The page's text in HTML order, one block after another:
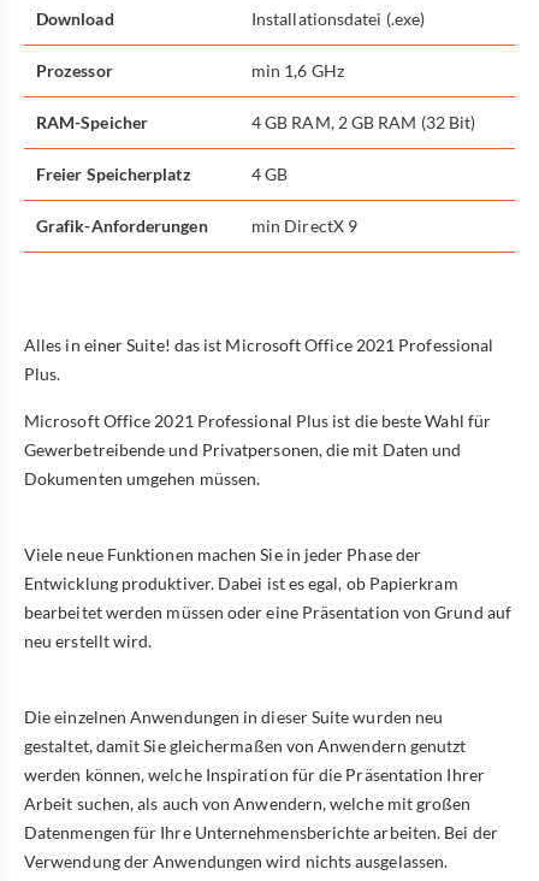
Download Installationsdatei (.exe)
Prozessor min 1,6 GHz
RAM-Speicher 4 GB RAM, 2 GB RAM (32 Bit)
Freier Speicherplatz 4 GB
Grafik-Anforderungen min DirectX 9
Alles in einer Suite! das ist Microsoft Office 2021 Professional
Plus.
Microsoft Office 2021 Professional Plus ist die beste Wahl für
Gewerbetreibende und Privatpersonen, die mit Daten und
Dokumenten umgehen müssen.
Viele neue Funktionen machen Sie in jeder Phase der
Entwicklung produktiver. Dabei ist es egal, ob Papierkram
bearbeitet werden müssen oder eine Präsentation von Grund auf
neu erstellt wird.
Die einzelnen Anwendungen in dieser Suite wurden neu
gestaltet, damit Sie gleichermaßen von Anwendern genutzt
werden können, welche Inspiration für die Präsentation Ihrer
Arbeit suchen, als auch von Anwendern, welche mit großen
Datenmengen für Ihre Unternehmensberichte arbeiten. Bei der
Verwendung der Anwendungen wird nichts ausgelassen.